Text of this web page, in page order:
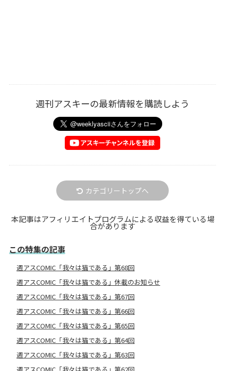
週刊アスキーの最新情報を購読しよう
カテゴリートップへ
本記事はアフィリエイトプログラムによる収益を得ている場
合があります
この特集の記事
週アスCOMIC「我々は猫である」第68回
週アスCOMIC「我々は猫である」休載のお知らせ
週アスCOMIC「我々は猫である」第67回
週アスCOMIC「我々は猫である」第66回
週アスCOMIC「我々は猫である」第65回
週アスCOMIC「我々は猫である」第64回
週アスCOMIC「我々は猫である」第63回